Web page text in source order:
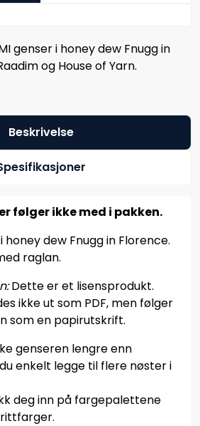
genser i honey dew Fnugg in
og House of Yarn.
Beskrivelse
følger ikke med i pakken.
i honey dew Fnugg in Florence.
raglan.
Dette er et lisensprodukt.
ikke ut som PDF, men følger
som en papirutskrift.
genseren lengre enn
enkelt legge til flere nøster i
deg inn på fargepalettene